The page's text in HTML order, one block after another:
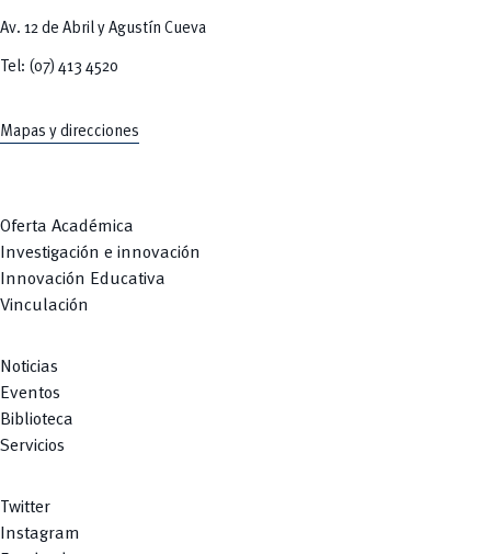
Av. 12 de Abril y Agustín Cueva
Tel: (07) 413 4520
Mapas y direcciones
Oferta Académica
Investigación e innovación
Innovación Educativa
Vinculación
Noticias
Eventos
Biblioteca
Servicios
Twitter
Instagram